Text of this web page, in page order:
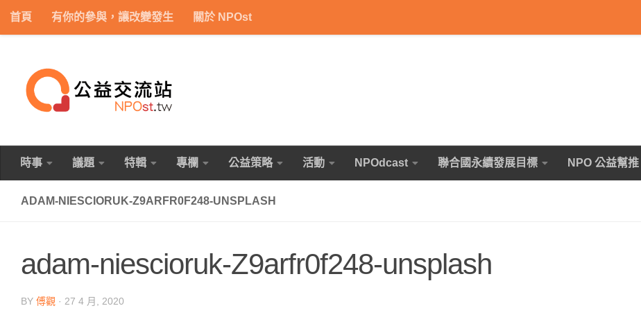
Skip to content
首頁 有你的參與，讓改變發生 關於 NPOst
時事 議題 特輯 專欄 公益策略 活動 NPOdcast 聯合國永續發展目標 NPO 公益幫推
ADAM-NIESCIORUK-Z9ARFR0F248-UNSPLASH
adam-niescioruk-Z9arfr0f248-unsplash
BY 傅觀 · 27 4 月, 2020